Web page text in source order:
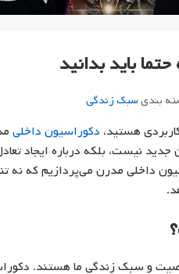
باید بدانید
بندیسبک زندگی
هستید، دکوراسیون داخلی
نیست، بلکه درباره ایجاد
داخلی مدرن می‌پردازیم که نه
و سبک زندگی ما هستند.